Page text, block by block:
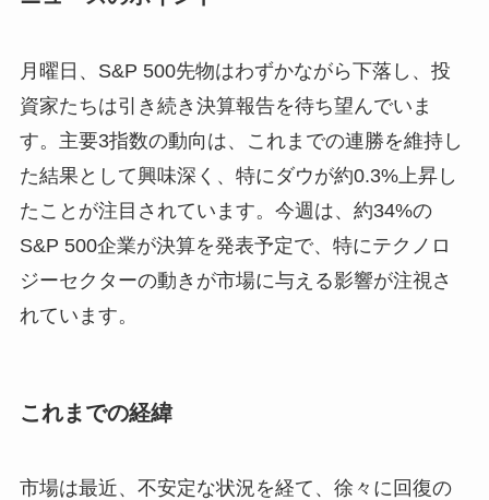
月曜日、S&P 500先物はわずかながら下落し、投
資家たちは引き続き決算報告を待ち望んでいま
す。主要3指数の動向は、これまでの連勝を維持し
た結果として興味深く、特にダウが約0.3%上昇し
たことが注目されています。今週は、約34%の
S&P 500企業が決算を発表予定で、特にテクノロ
ジーセクターの動きが市場に与える影響が注視さ
れています。
これまでの経緯
市場は最近、不安定な状況を経て、徐々に回復の